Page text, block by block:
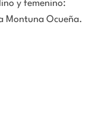
y femenino:
Montuna Ocueña.